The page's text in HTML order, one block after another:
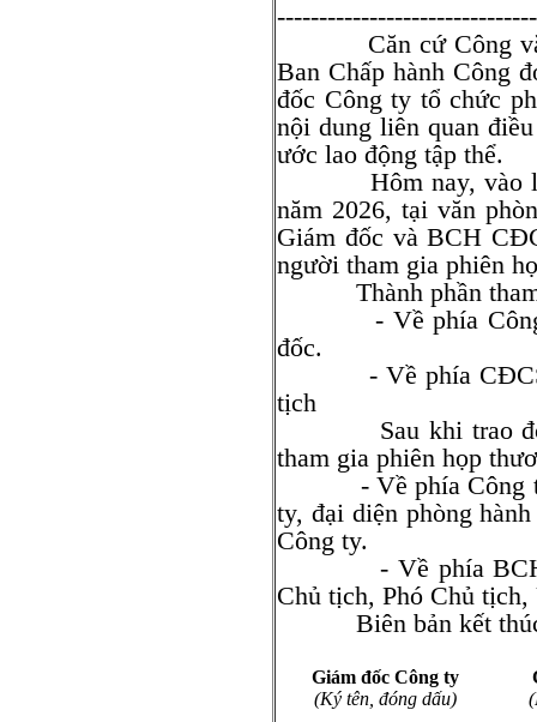
Căn cứ Công văn
Ban Chấp hành Công
đốc Công ty tổ chức
nội dung liên quan
ước lao động tập thể.
Hôm nay, vào lúc
năm 2026, tại văn
Giám đốc và BCH
người tham gia phiên
Thành phần
- Về phía Công ty:
đốc.
- Về phía CĐCS:
tịch
Sau khi trao đổi,
tham gia phiên họp
- Về phía Công ty:
ty, đại diện phòng
Công ty.
- Về phía BCH
Chủ tịch, Phó Chủ
Biên bản kết thúc
Giám đốc Công ty
(Ký tên, đóng dấu)